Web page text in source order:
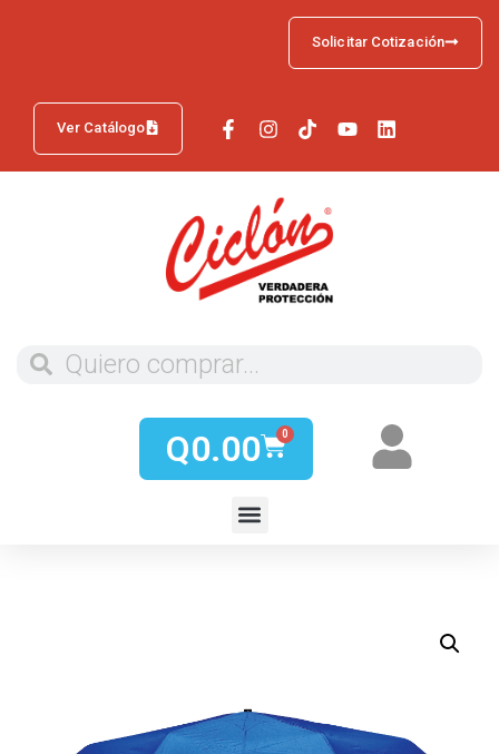
Ver Catálogo
Solicitar Cotización
Q0.00 0